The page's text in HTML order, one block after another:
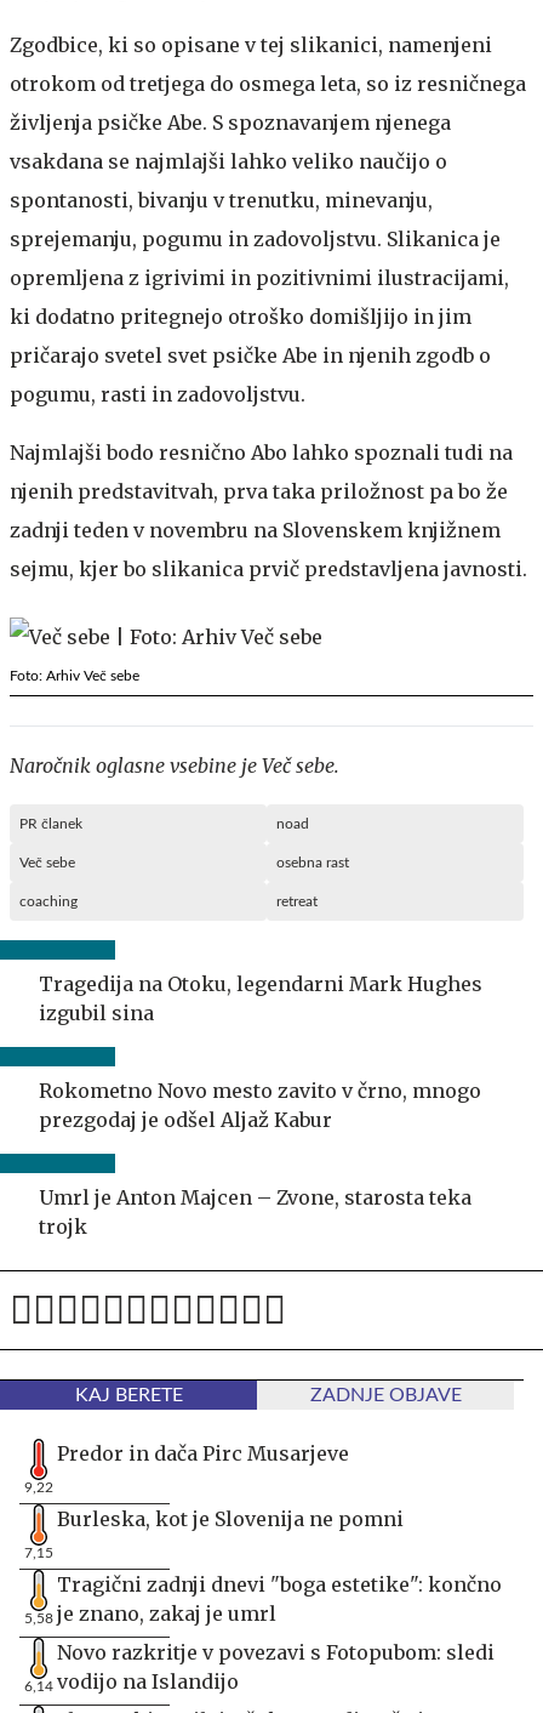
Zgodbice, ki so opisane v tej slikanici, namenjeni
otrokom od tretjega do osmega leta, so iz resničnega
življenja psičke Abe. S spoznavanjem njenega
vsakdana se najmlajši lahko veliko naučijo o
spontanosti, bivanju v trenutku, minevanju,
sprejemanju, pogumu in zadovoljstvu. Slikanica je
opremljena z igrivimi in pozitivnimi ilustracijami,
ki dodatno pritegnejo otroško domišljijo in jim
pričarajo svetel svet psičke Abe in njenih zgodb o
pogumu, rasti in zadovoljstvu.
Najmlajši bodo resnično Abo lahko spoznali tudi na
njenih predstavitvah, prva taka priložnost pa bo že
zadnji teden v novembru na Slovenskem knjižnem
sejmu, kjer bo slikanica prvič predstavljena javnosti.
Foto: Arhiv Več sebe
Naročnik oglasne vsebine je Več sebe.
PR članek noad
Več sebe osebna rast
coaching retreat
Tragedija na Otoku, legendarni Mark Hughes
izgubil sina
Rokometno Novo mesto zavito v črno, mnogo
prezgodaj je odšel Aljaž Kabur
Umrl je Anton Majcen – Zvone, starosta teka
trojk
KAJ BERETE ZADNJE OBJAVE
9,22
Predor in dača Pirc Musarjeve
7,15
Burleska, kot je Slovenija ne pomni
5,58
Tragični zadnji dnevi "boga estetike": končno
je znano, zakaj je umrl
6,14
Novo razkritje v povezavi s Fotopubom: sledi
vodijo na Islandijo